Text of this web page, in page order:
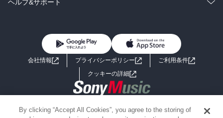
コミック
ライトノベル 男子向けラノベ
小説
海外小説
ミステリー SF
ヘルプ&サポート
よくあるご質問 お問い合わせ
会社情報 プライバシーポリシー
ご利用条件
クッキーの詳細
Copyright 2017 - 2026 Sony Music Entertainment(Japan) Inc.
By clicking “Accept All Cookies”, you agree to the storing of